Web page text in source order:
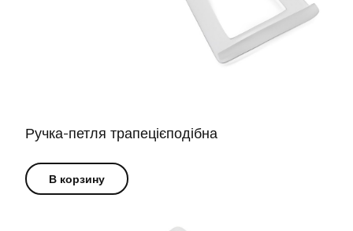
Ручка-петля трапецієподібна
В корзину